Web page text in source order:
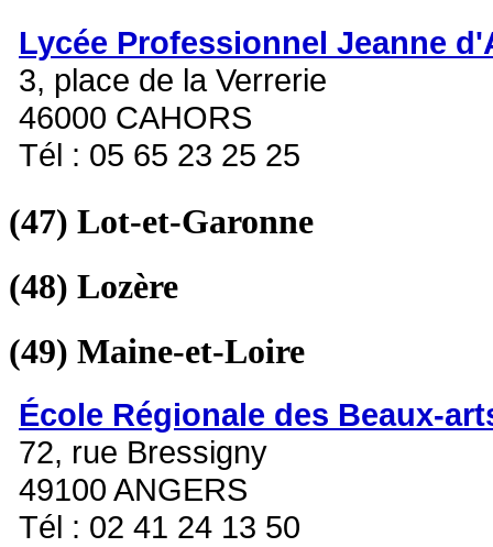
Lycée Professionnel Jeanne
3, place de la Verrerie
46000 CAHORS
Tél : 05 65 23 25 25
(47) Lot-et-Garonne
(48) Lozère
(49) Maine-et-Loire
École Régionale des Beaux-
72, rue Bressigny
49100 ANGERS
Tél : 02 41 24 13 50